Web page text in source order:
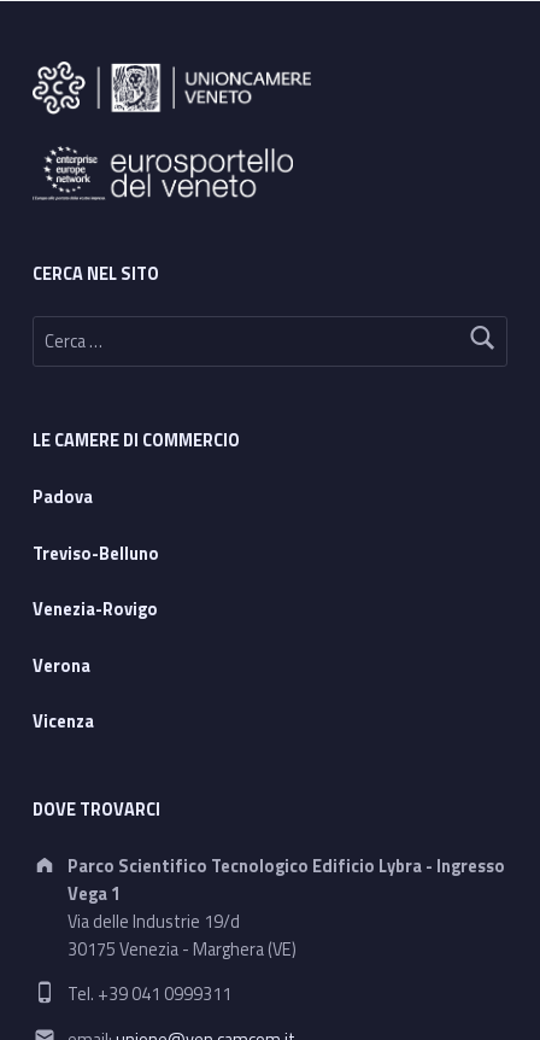
CERCA NEL SITO
Ricerca per:
LE CAMERE DI COMMERCIO
Padova
Treviso-Belluno
Venezia-Rovigo
Verona
Vicenza
DOVE TROVARCI
Address:
Parco Scientifico Tecnologico Edificio Lybra - Ingresso
Vega 1
Via delle Industrie 19/d
30175 Venezia - Marghera (VE)
Phone number:
Tel. +39 041 0999311
Email address: